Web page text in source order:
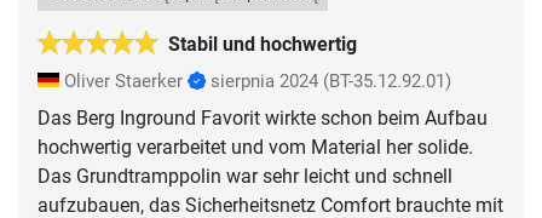
Stabil und hochwertig
Oliver Staerker sierpnia 2024 (BT-35.12.92.01)
Das Berg Inground Favorit wirkte schon beim Aufbau
hochwertig verarbeitet und vom Material her solide.
Das Grundtramppolin war sehr leicht und schnell
aufzubauen, das Sicherheitsnetz Comfort brauchte mit